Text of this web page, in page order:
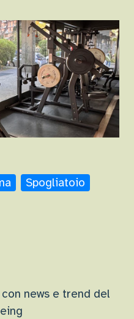
Spogliatoio
news e trend del